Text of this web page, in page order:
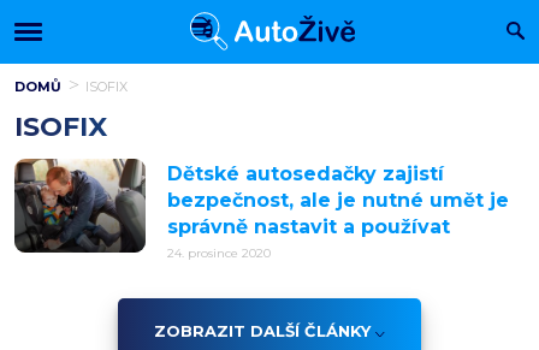
DOMŮ ISOFIX
ISOFIX
Dětské autosedačky zajistí
bezpečnost, ale je nutné umět je
správně nastavit a používat
24. prosince 2020
ZOBRAZIT DALŠÍ ČLÁNKY